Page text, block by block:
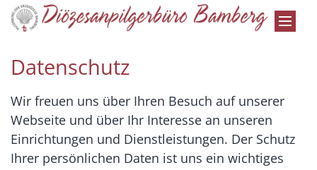
Zum Inhalt springen
Datenschutz
Wir freuen uns über Ihren Besuch auf unserer
Webseite und über Ihr Interesse an unseren
Einrichtungen und Dienstleistungen. Der Schutz
Ihrer persönlichen Daten ist uns ein wichtiges